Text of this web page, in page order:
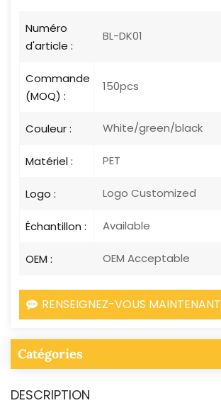
Numéro
d'article :
BL-DK01
Commande
(MOQ) :
150pcs
Couleur : White/green/black
Matériel : PET
Logo : Logo Customized
Échantillon : Available
OEM : OEM Acceptable
RENSEIGNEZ-VOUS MAINTENANT
Catégories
DESCRIPTION